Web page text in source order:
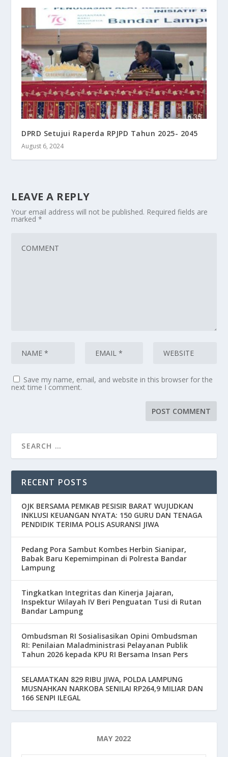
DPRD Setujui Raperda RPJPD Tahun 2025- 2045
August 6, 2024
LEAVE A REPLY
Your email address will not be published. Required fields are
marked*
Save my name, email, and website in this browser for the
next time I comment.
RECENT POSTS
OJK BERSAMA PEMKAB PESISIR BARAT WUJUDKAN
INKLUSI KEUANGAN NYATA: 150 GURU DAN TENAGA
PENDIDIK TERIMA POLIS ASURANSI JIWA
Pedang Pora Sambut Kombes Herbin Sianipar,
Babak Baru Kepemimpinan di Polresta Bandar
Lampung
Tingkatkan Integritas dan Kinerja Jajaran,
Inspektur Wilayah IV Beri Penguatan Tusi di Rutan
Bandar Lampung
Ombudsman RI Sosialisasikan Opini Ombudsman
RI: Penilaian Maladministrasi Pelayanan Publik
Tahun 2026 kepada KPU RI Bersama Insan Pers
SELAMATKAN 829 RIBU JIWA, POLDA LAMPUNG
MUSNAHKAN NARKOBA SENILAI RP264,9 MILIAR DAN
166 SENPI ILEGAL
MAY 2022